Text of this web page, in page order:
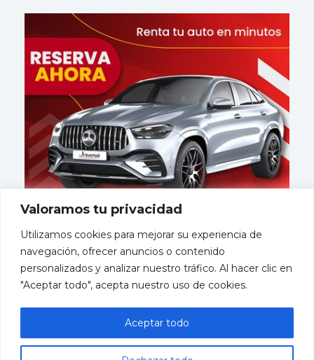
Valoramos tu privacidad
Utilizamos cookies para mejorar su experiencia de
navegación, ofrecer anuncios o contenido
personalizados y analizar nuestro tráfico. Al hacer clic en
"Aceptar todo", acepta nuestro uso de cookies.
Aceptar todo
de